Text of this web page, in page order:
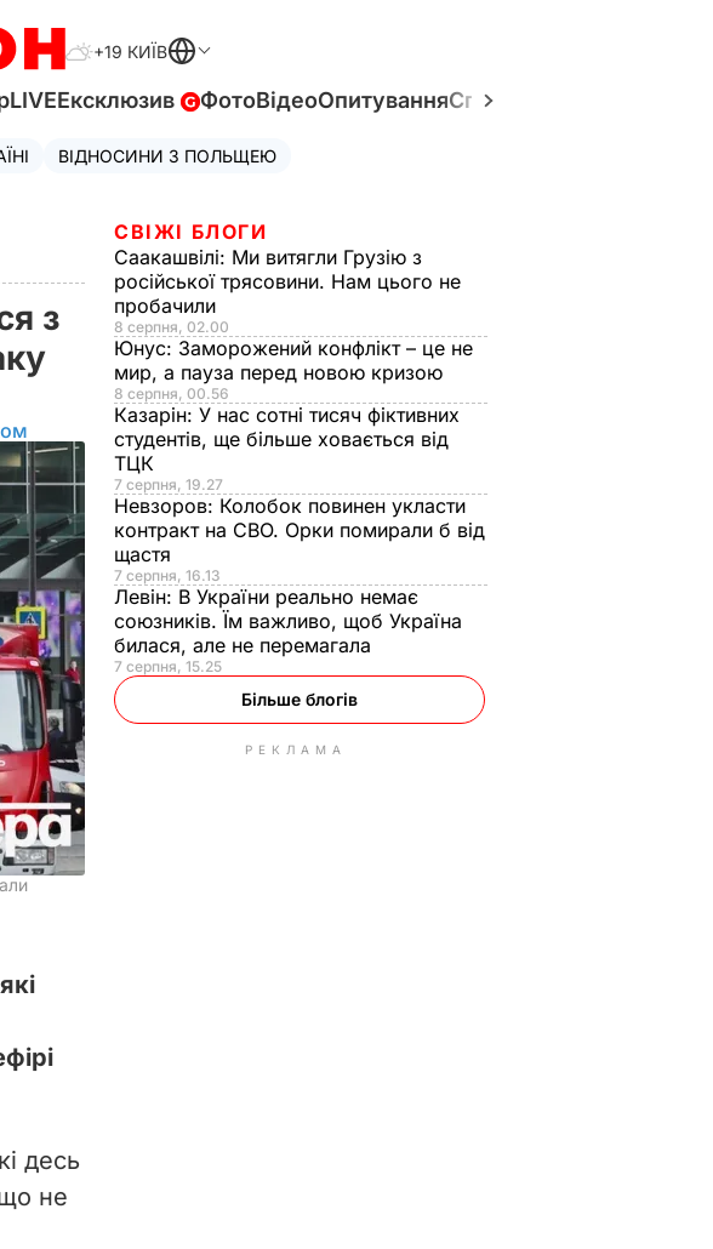
+19 КИЇВ
LIVEЕксклюзив ФотоВідеоОпитуванняСпецпроєкти
ВІДНОСИНИ З ПОЛЬЩЕЮ
з
десь
не
СВІЖІ БЛОГИ
Саакашвілі: Ми витягли Грузію з
російської трясовини. Нам цього не
пробачили
8 серпня, 02.00
Юнус: Заморожений конфлікт – це не
мир, а пауза перед новою кризою
8 серпня, 00.56
Казарін: У нас сотні тисяч фіктивних
студентів, ще більше ховається від
ТЦК
7 серпня, 19.27
Невзоров: Колобок повинен укласти
контракт на СВО. Орки помирали б від
щастя
7 серпня, 16.13
Левін: В України реально немає
союзників. Їм важливо, щоб Україна
билася, але не перемагала
7 серпня, 15.25
Більше блогів
РЕКЛАМА